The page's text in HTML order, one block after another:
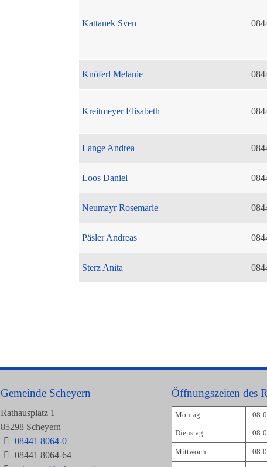
Kattanek Sven
Knöferl Melanie
Kreitmeyer Elisabeth
Lange Andrea
Loos Daniel
Neumayr Rosemarie
Päsler Andreas
Sterz Anita
Gemeinde Scheyern
Rathausplatz 1
85298 Scheyern
08441 8064-0
08441 8064-64
Öffnungszeiten des
Montag
Dienstag
Mittwoch